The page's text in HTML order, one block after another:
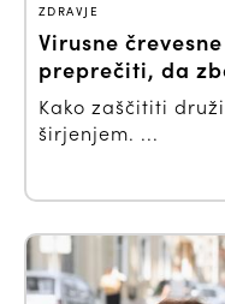
ZDRAVJE
Virusne
preprečiti, da
Kako zaščititi
širjenjem. ...